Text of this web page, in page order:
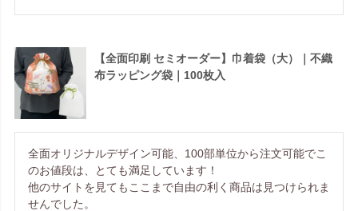
【全面印刷 セミオーダー】巾着袋（大）｜不織
布ラッピング袋｜100枚入
全面オリジナルデザイン可能、100部単位から注文可能でこ
のお値段は、とても満足しています！
他のサイトを見てもここまで自由の利く商品は見つけられま
せんでした。